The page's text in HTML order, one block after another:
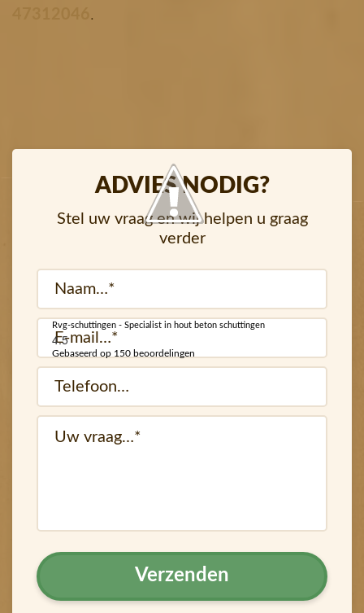
.
ADVIES NODIG?
Stel uw vraag en wij helpen u graag
verder
Naam
(Vereist)
mail
(Vereist)
Telefoon…
(Vereist)
Rvg-schuttingen - Specialist in hout beton schuttingen
4.5
Gebaseerd op 150 beoordelingen